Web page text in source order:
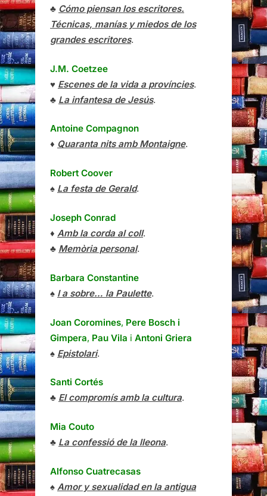
♣ Cómo piensan los escritores.
Técnicas, manías y miedos de los
grandes escritores.
J.M. Coetzee
♥ Escenes de la vida a províncies.
♣ La infantesa de Jesús.
Antoine Compagnon
♦ Quaranta nits amb Montaigne.
Robert Coover
♠ La festa de Gerald.
Joseph Conrad
♦ Amb la corda al coll.
♣ Memòria personal.
Barbara Constantine
♠ I a sobre… la Paulette.
Joan Coromines, Pere Bosch i
Gimpera, Pau Vila i Antoni Griera
♠ Epistolari.
Santi Cortés
♣ El compromís amb la cultura.
Mia Couto
♣ La confessió de la lleona.
Alfonso Cuatrecasas
♠ Amor y sexualidad en la antigua